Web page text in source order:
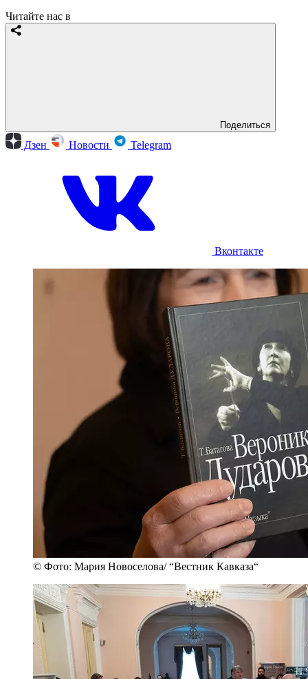
Читайте нас в
Поделиться
Дзен Новости Telegram
Вконтакте
© Фото: Мария Новоселова/ “Вестник Кавказа“